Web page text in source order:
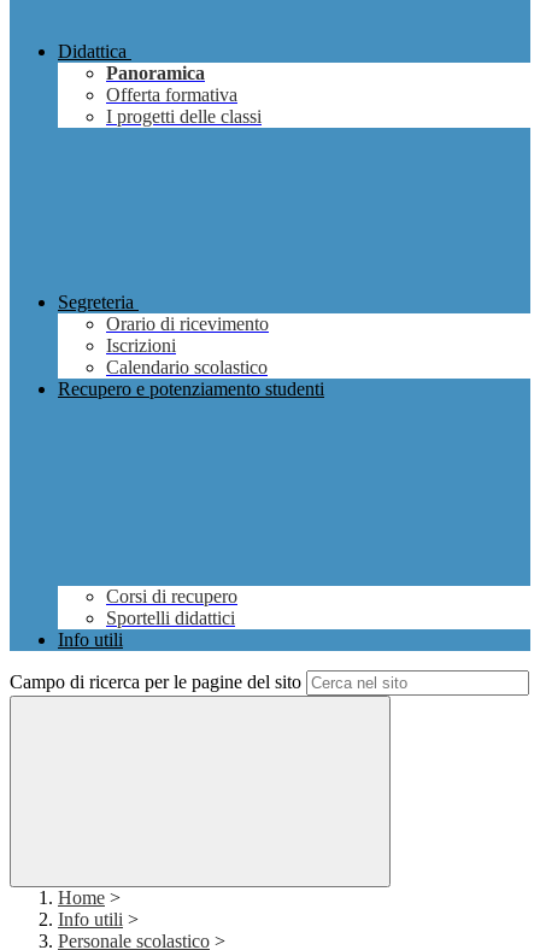
Didattica
Panoramica
Offerta formativa
I progetti delle classi
Segreteria
Orario di ricevimento
Iscrizioni
Calendario scolastico
Recupero e potenziamento studenti
Corsi di recupero
Sportelli didattici
Info utili
Campo di ricerca per le pagine del sito
Home >
Info utili >
Personale scolastico >